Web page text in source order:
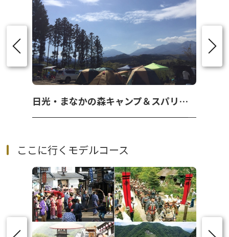
日光・まなかの森キャンプ＆スパリゾート
ここに行くモデルコース